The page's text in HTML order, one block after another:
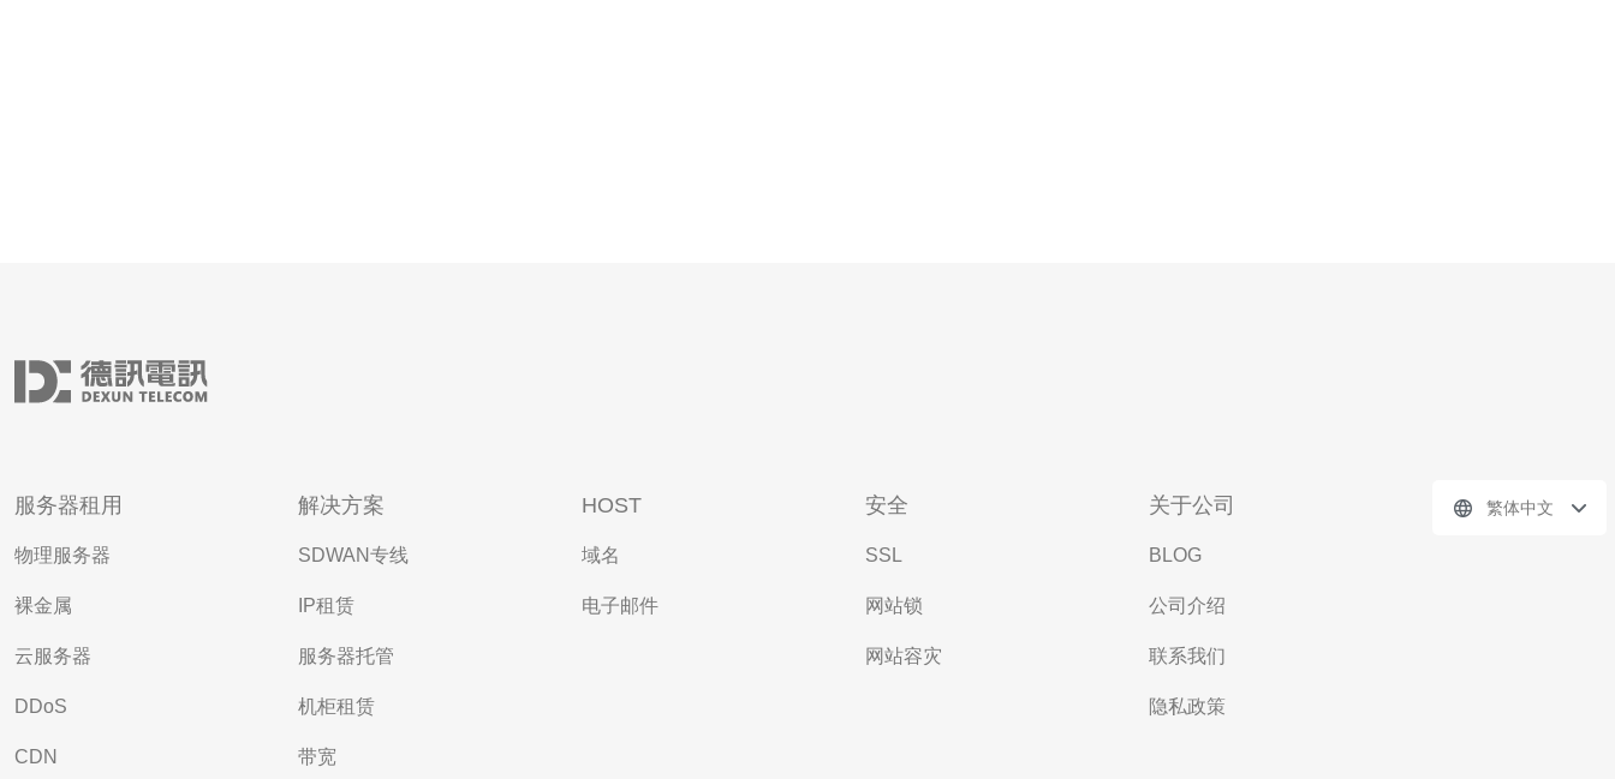
服务器租用
物理服务器
裸金属
云服务器
DDoS
CDN
解决方案
SDWAN专线
IP租赁
服务器托管
机柜租赁
带宽
HOST
域名
电子邮件
安全
SSL
网站锁
网站容灾
关于公司
BLOG
公司介绍
联系我们
隐私政策
繁体中文